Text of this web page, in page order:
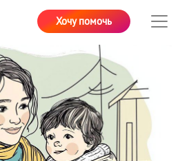
Хочу помочь